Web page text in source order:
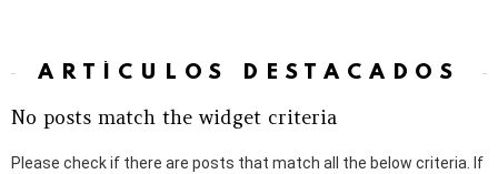
ARTÍCULOS DESTACADOS
No posts match the widget criteria
Please check if there are posts that match all the below criteria. If